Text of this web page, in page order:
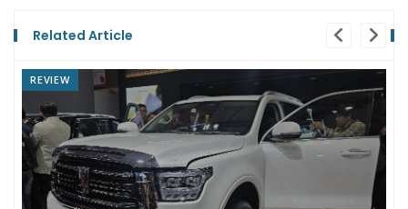
Related Article
NEWS